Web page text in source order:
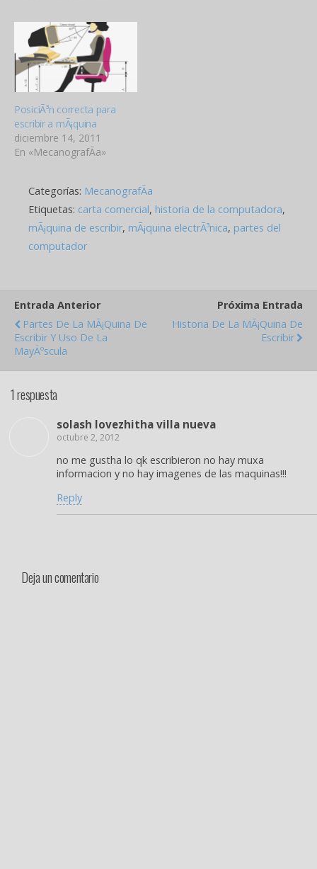
necesitas utilizar solo la
mayÃºscula (ponerlo en la
tecla mayÃºscula para que
actuÃ©) y para poner
acento solo necesitas de
una tecla…
PosiciÃ³n correcta para
escribir a mÃ¡quina
diciembre 14, 2011
En «MecanografÃ­a»
Categorías: MecanografÃ­a
Etiquetas: carta comercial, historia de la computadora,
mÃ¡quina de escribir, mÃ¡quina electrÃ³nica, partes del
computador
Entrada Anterior
Partes De La MÃ¡quina De
Escribir Y Uso De La
MayÃºscula
Próxima Entrada
Historia De La MÃ¡quina De
Escribir
1 respuesta
solash lovezhitha villa nueva
octubre 2, 2012
no me gustha lo qk escribieron no hay muxa
informacion y no hay imagenes de las maquinas!!!
Reply
Deja un comentario